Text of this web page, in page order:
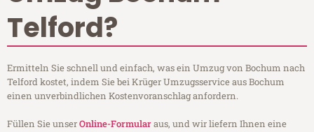
Telford?
Ermitteln Sie schnell und einfach, was ein Umzug von Bochum nach
Telford kostet, indem Sie bei Krüger Umzugsservice aus Bochum
einen unverbindlichen Kostenvoranschlag anfordern.
Füllen Sie unserOnline-Formularaus, und wir liefern Ihnen eine